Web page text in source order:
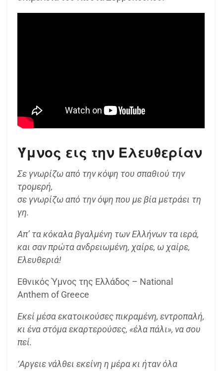
Ύμνος εις την Ελευθερίαν
Σε γνωρίζω από την κόψη του σπαθιού την
τρομερή,
σε γνωρίζω από την όψη που με βία μετράει τη
γη.
Απ’ τα κόκαλα βγαλμένη των Ελλήνων τα ιερά,
και σαν πρώτα ανδρειωμένη, χαίρε, ω χαίρε,
Ελευθεριά!
Εθνικός Ύμνος της Ελλάδος – National
Anthem of Greece
Εκεί μέσα εκατοικούσες πικραμένη, εντροπαλή,
κι ένα στόμα εκαρτερούσες, «έλα πάλι», να σου
πεί.
‘Αργειε νάλθει εκείνη η μέρα κι ήταν όλα